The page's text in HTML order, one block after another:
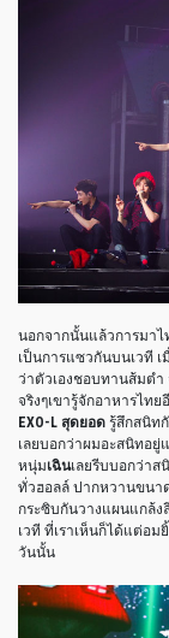
นอกจากนั้นแล้วการมาไ
เป็นการแซวกันบนเวที
ว่าตัวเองชอบทานส้มตำ
จริงๆเขารู้จักอาหารไท
EXO-L สุดยอด รู้สึกสนิท
เลยบอกว่าผมอะสนิทอ
หนุ่มเฉินเลยรีบบอกว่าส
ทั่วฮอลล์ ปากหวานขนา
กระซิบกันวางแผนแกล้ง
เวที ที่เราเห็นก็ได้แต่อ
วันนั้น